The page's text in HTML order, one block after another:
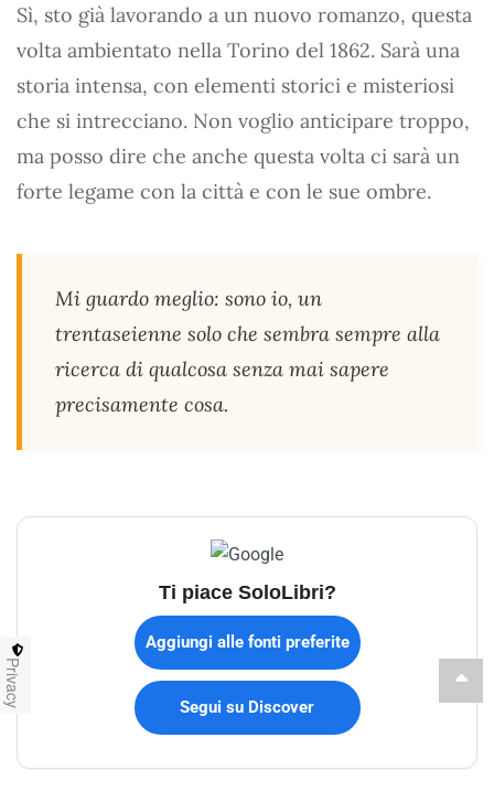
Sì, sto già lavorando a un nuovo romanzo, questa
volta ambientato nella Torino del 1862. Sarà una
storia intensa, con elementi storici e misteriosi
che si intrecciano. Non voglio anticipare troppo,
ma posso dire che anche questa volta ci sarà un
forte legame con la città e con le sue ombre.
Mi guardo meglio: sono io, un
trentaseienne solo che sembra sempre alla
ricerca di qualcosa senza mai sapere
precisamente cosa.
Ti piace SoloLibri?
Aggiungi alle fonti preferite
Segui su Discover
Privacy